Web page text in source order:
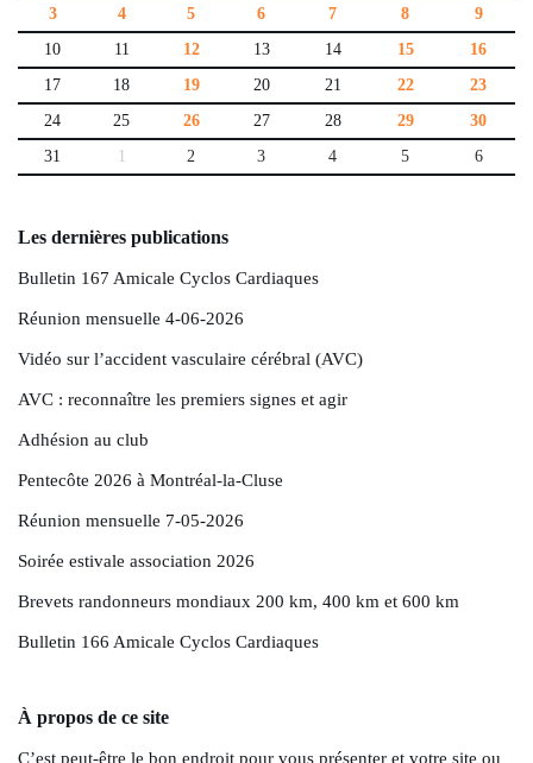
3
4 5 6 7 8
9
10
11 12 13 14 15
16
17
18 19 20 21 22
23
24
25 26 27 28 29
30
31
1 2 3 4 5 6
Les dernières publications
Bulletin 167 Amicale Cyclos Cardiaques
Réunion mensuelle 4-06-2026
Vidéo sur l’accident vasculaire cérébral (AVC)
AVC : reconnaître les premiers signes et agir
Adhésion au club
Pentecôte 2026 à Montréal-la-Cluse
Réunion mensuelle 7-05-2026
Soirée estivale association 2026
Brevets randonneurs mondiaux 200 km, 400 km et 600 km
Bulletin 166 Amicale Cyclos Cardiaques
À propos de ce site
C’est peut-être le bon endroit pour vous présenter et votre site ou